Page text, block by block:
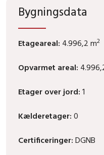
Bygningsdata
Etageareal: 4.996,2 m2
Opvarmet areal:
Etager over jord: 1
Kælderetager: 0
Certificeringer: DGNB